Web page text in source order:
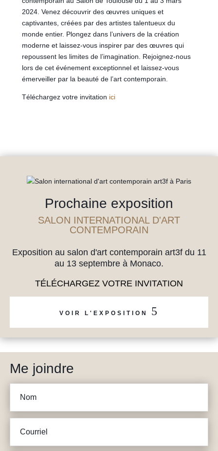
2024. Venez découvrir des œuvres uniques et
captivantes, créées par des artistes talentueux du
monde entier. Plongez dans l’univers de la création
moderne et laissez-vous inspirer par des œuvres qui
repoussent les limites de l’imagination. Rejoignez-nous
lors de cet événement exceptionnel et laissez-vous
émerveiller par la beauté de l’art contemporain.
Téléchargez votre invitation ici
Prochaine exposition
SALON INTERNATIONAL D'ART
CONTEMPORAIN
Exposition au salon d'art contemporain art3f du 11
au 13 septembre à Monaco.
TÉLÉCHARGEZ VOTRE INVITATION
VOIR L'EXPOSITION 5
Me joindre